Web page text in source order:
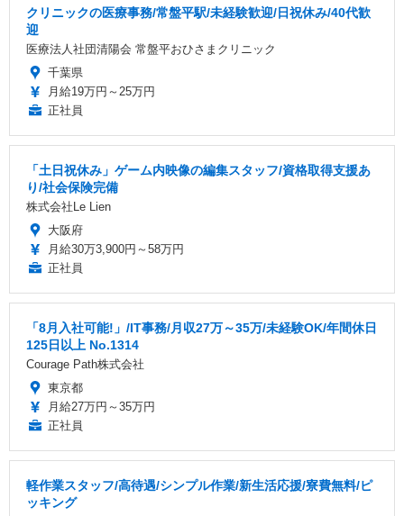
クリニックの医療事務/常盤平駅/未経験歓迎/日祝休み/40代歓
迎
医療法人社団清陽会 常盤平おひさまクリニック
千葉県
月給19万円～25万円
正社員
「土日祝休み」ゲーム内映像の編集スタッフ/資格取得支援あ
り/社会保険完備
株式会社Le Lien
大阪府
月給30万3,900円～58万円
正社員
「8月入社可能!」/IT事務/月収27万～35万/未経験OK/年間休日
125日以上 No.1314
Courage Path株式会社
東京都
月給27万円～35万円
正社員
軽作業スタッフ/高待遇/シンプル作業/新生活応援/寮費無料/ピ
ッキング